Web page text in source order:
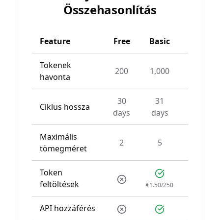
Összehasonlítás
Feature Free Basic
Tokenek
havonta
200 1,000
Ciklus hossza
30
days
31
days
Maximális
tömegméret
2 5
Token
feltöltések
€1.50/250
API hozzáférés